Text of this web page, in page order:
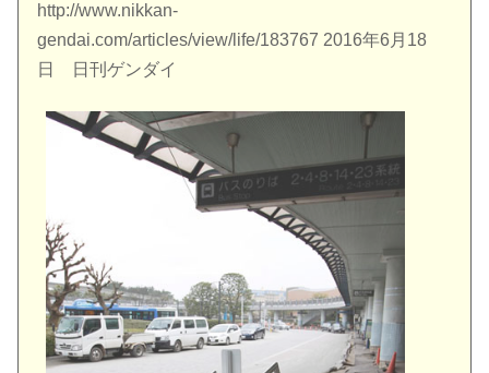
http://www.nikkan-
gendai.com/articles/view/life/183767 2016年6月18
日 日刊ゲンダイ